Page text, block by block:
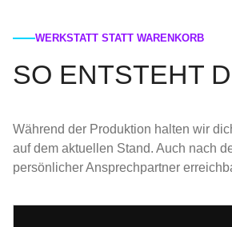
WERKSTATT STATT WARENKORB
SO ENTSTEHT
Während der Produktion halten wir
auf dem aktuellen Stand. Auch nach
persönlicher Ansprechpartner